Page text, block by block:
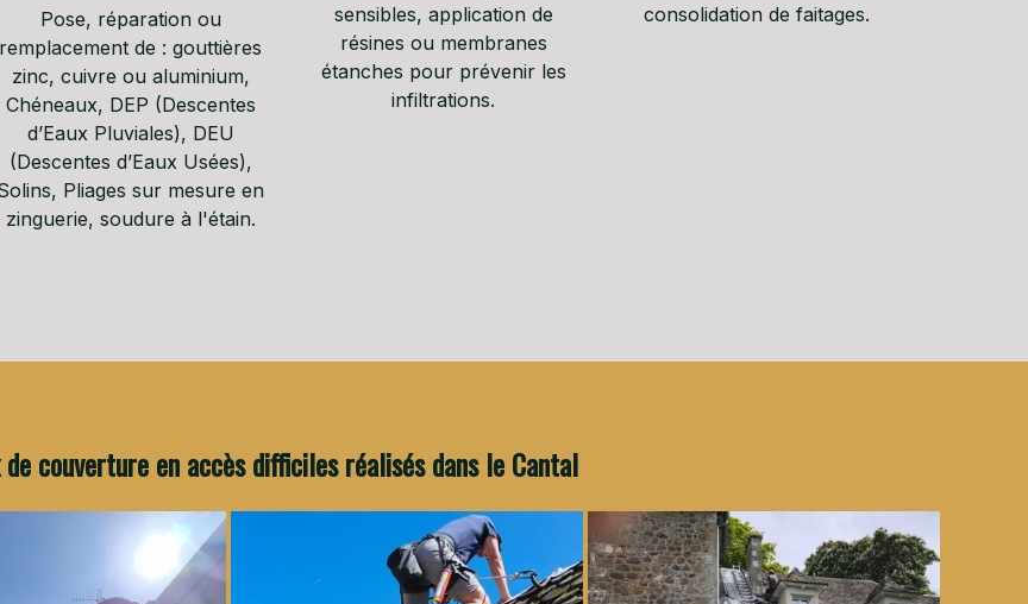
Pose, réparation ou
remplacement de : gouttières
zinc, cuivre ou aluminium,
Chéneaux, DEP (Descentes
d’Eaux Pluviales), DEU
(Descentes d’Eaux Usées),
Pliages sur mesure en
zinguerie, soudure à l'étain.
sensibles, application de
résines ou membranes
étanches pour prévenir les
infiltrations.
consolidation de faitages.
couverture en accès difficiles réalisés dans le Cantal